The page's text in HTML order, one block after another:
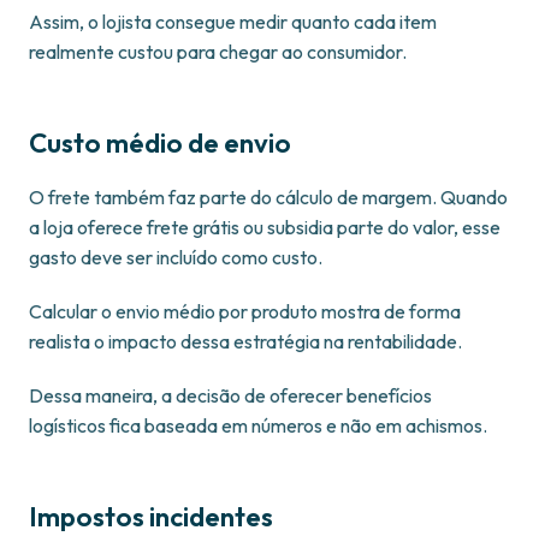
Assim, o lojista consegue medir quanto cada item
realmente custou para chegar ao consumidor.
Custo médio de envio
O frete também faz parte do cálculo de margem. Quando
a loja oferece frete grátis ou subsidia parte do valor, esse
gasto deve ser incluído como custo.
Calcular o envio médio por produto mostra de forma
realista o impacto dessa estratégia na rentabilidade.
Dessa maneira, a decisão de oferecer benefícios
logísticos fica baseada em números e não em achismos.
Impostos incidentes